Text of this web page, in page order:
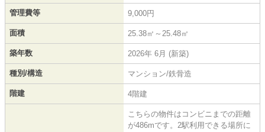
管理費等 9,000円
面積 25.38㎡～25.48㎡
築年数 2026年 6月 (新築)
種別/構造 マンション/鉄骨造
階建 4階建
こちらの物件はコンビニまでの距離
が486mです。2駅利用できる場所に